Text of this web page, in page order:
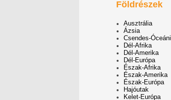
Földrészek
Ausztrália
Ázsia
Csendes-
Dél-Afrika
Dél-Amerika
Dél-Európa
Észak-Afrika
Észak-Amerika
Észak-Európa
Hajóutak
Kelet-Európa